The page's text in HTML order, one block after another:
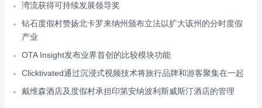
湾流获得可持续发展领导奖
钻石度假村赞扬北卡罗来纳州颁布立法以扩大该州的分时度假
产业
OTA Insight发布业界首创的比较模块功能
Clicktivated通过沉浸式视频技术将旅行品牌和游客聚集在一起
戴维森酒店及度假村承担印第安纳波利斯威斯汀酒店的管理